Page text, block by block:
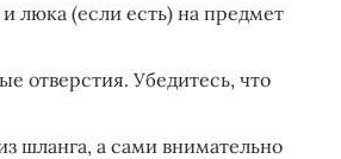
люка (если есть) на предмет
отверстия. Убедитесь, что
шланга, а сами внимательно